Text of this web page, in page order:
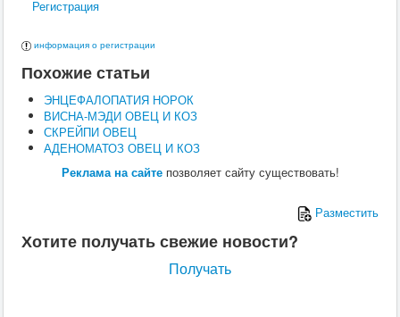
Поведение
Кошки
Ветеринария
Хирургия
Терапия
Заразные заболевания
Инфекционные заболевания
Инвазионные заболевания
Кормление
Анатомия и физиология
Регистрация
информация о регистрации
Похожие статьи
ЭНЦЕФАЛОПАТИЯ НОРОК
ВИСНА-МЭДИ ОВЕЦ И КОЗ
СКРЕЙПИ ОВЕЦ
АДЕНОМАТОЗ ОВЕЦ И КОЗ
Реклама на сайтепозволяет сайту существовать!
Разместить
Хотите получать свежие новости?
Получать